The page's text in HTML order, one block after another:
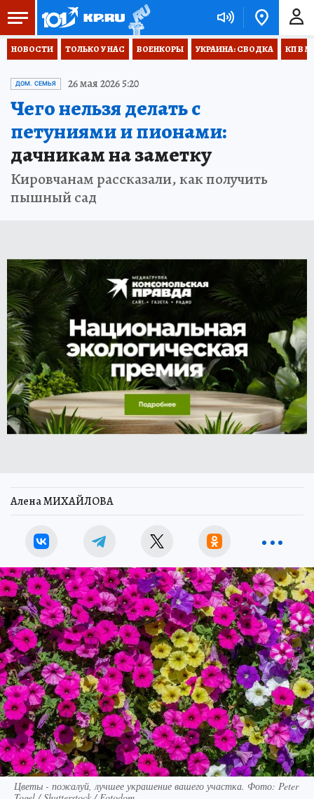
НОВОСТИ ТОЛЬКО У НАС ВОЕНКОРЫ УКРАИНА: СВОДКА КП В
ДОМ. СЕМЬЯ 26 мая 2026 5:20
Чего нельзя делать с
петуниями и пионами:
дачникам на заметку
Кировчанам рассказали, как получить
пышный сад
Алена МИХАЙЛОВА
Цветы - пожалуй, лучшее украшение вашего участка. Фото: Peter